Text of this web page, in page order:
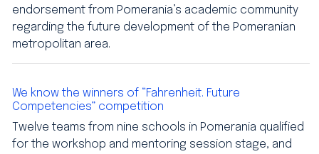
endorsement from Pomerania’s academic community
regarding the future development of the Pomeranian
metropolitan area.
We know the winners of “Fahrenheit. Future
Competencies” competition
Twelve teams from nine schools in Pomerania qualified
for the workshop and mentoring session stage, and